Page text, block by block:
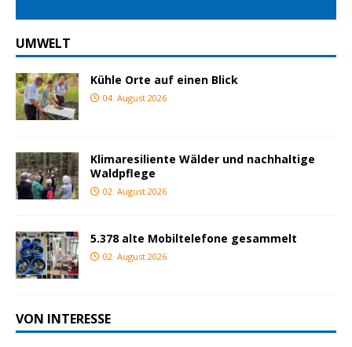
UMWELT
Kühle Orte auf einen Blick
04. August 2026
Klimaresiliente Wälder und nachhaltige
Waldpflege
02. August 2026
5.378 alte Mobiltelefone gesammelt
02. August 2026
VON INTERESSE